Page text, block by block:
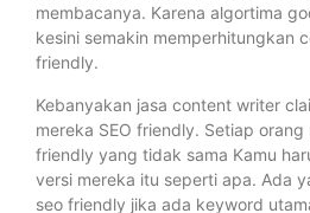
membacanya. Karena algortima
kesini semakin memperhitungkan
friendly.
Kebanyakan jasa content writer
mereka SEO friendly. Setiap
friendly yang tidak sama Kamu
versi mereka itu seperti apa. Ada
seo friendly jika ada keyword